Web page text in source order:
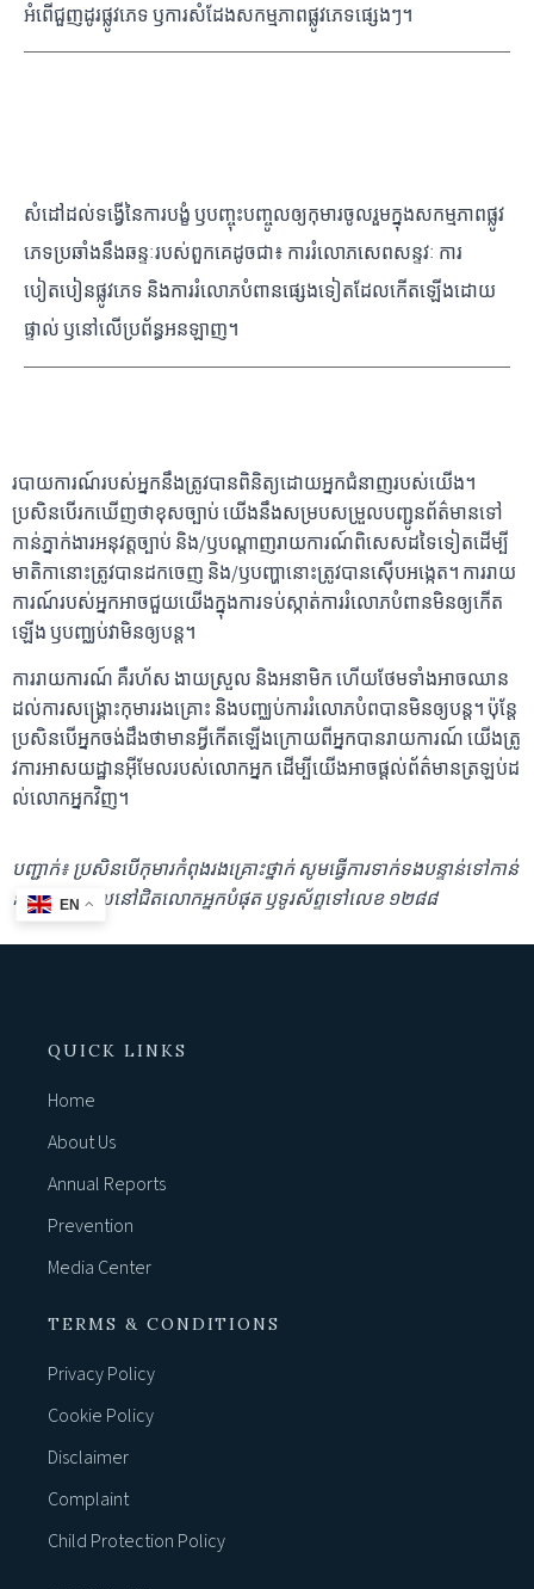
អំពើជួញដូរផ្លូវភេទ ឫការសំដែងសកម្មភាពផ្លូវភេទផ្សេងៗ។
សំដៅដល់ទង្វើនៃការបង្ខំ ឫបញ្ចុះបញ្ចូលឲ្យកុមារចូលរួមក្នុងសកម្មភាពផ្លូវ​
ភេទប្រឆាំងនឹងឆន្ទៈរបស់ពួកគេដូចជា៖ ការរំលោភសេពសន្ទវៈ ការ
បៀតបៀនផ្លូវភេទ និងការរំលោភបំពានផ្សេង​ទៀតដែលកើតឡើងដោយ
ផ្ទាល់ ឫនៅលើប្រព័ន្ធអនឡាញ។
របាយការណ៍របស់អ្នកនឹងត្រូវបានពិនិត្យដោយអ្នកជំនាញរបស់យើង។
ប្រសិនបើរកឃើញថាខុសច្បាប់ យើងនឹងសម្របសម្រួល​បញ្ជូនព័ត៌មានទៅ
កាន់ភ្នាក់ងារអនុវត្តច្បាប់ និង/ឫបណ្ដាញរាយការណ៍ពិសេសដទៃទៀតដើម្បី​
មា​តិ​កា​នោះត្រូវបានដកចេញ​ និង/ឫបញ្ហានោះត្រូវបានស៊ើបអង្កេត។ ការរាយ
ការណ៍របស់អ្នកអាចជួយយើងក្នុងការទប់ស្កាត់ការរំលោភបំពានមិនឲ្យកើត
ឡើង ឫបញ្ឈប់វាមិនឲ្យបន្ត។
ការរាយការណ៍ គឺរហ័ស ងាយស្រួល និងអនាមិក ហើយថែមទាំងអាចឈាន
ដល់ការសង្គ្រោះកុមាររងគ្រោះ និងបញ្ឈប់ការរំលោភបំ​ពបានមិនឲ្យបន្ត។ ប៉ុន្តែ
ប្រសិនបើអ្នកចង់ដឹងថាមានអ្វីកើតឡើងក្រោយពីអ្នកបានរាយការណ៍ យើ​ង​ត្រូ​
វ​ការ​អា​ស​យដ្ឋាន​​អ៊ីមែ​ល​រ​បស់​លោ​ក​​​អ្ន​ក ដើម្បីយើងអាចផ្ដល់​ព័​ត៌​មា​ន​ត្រ​ឡ​ប់​ដ​
ល់លោ​ក​អ្ន​​ក​វិ​ញ​។
បញ្ជាក់៖ ប្រសិនបើកុមារកំពុងរងគ្រោះថ្នាក់ សូមធ្វើការទាក់ទងបន្ទាន់ទៅកាន់
នគរបាលដែលនៅជិតលោកអ្នកបំផុត ឫទូរស័ព្ទទៅលេខ ១២៨៨
EN
QUICK LINKS
Home
About Us
Annual Reports
Prevention
Media Center
TERMS & CONDITIONS
Privacy Policy
Cookie Policy
Disclaimer
Complaint
Child Protection Policy